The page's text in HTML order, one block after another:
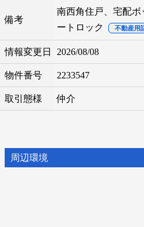
備考
南西角住戸、宅配
ートロック
不動産用
情報変更日 2026/08/08
物件番号 2233547
取引態様 仲介
周辺環境